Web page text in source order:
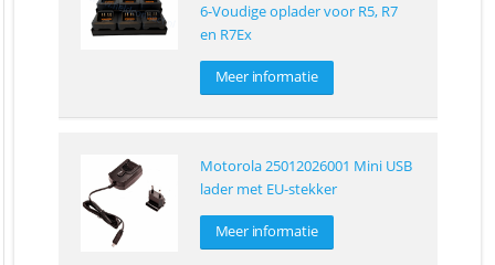
6-Voudige oplader voor R5, R7
en R7Ex
Meer informatie
Motorola 25012026001 Mini USB
lader met EU-stekker
Meer informatie